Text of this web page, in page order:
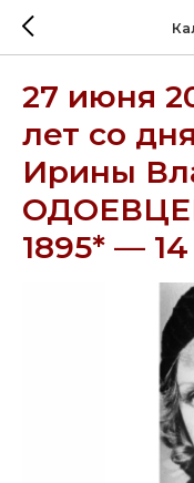
27 июня
лет со
Ирины
1895* —